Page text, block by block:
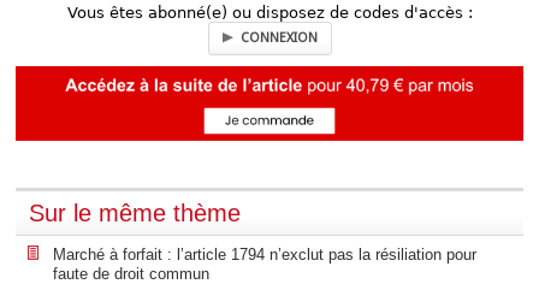
Vous êtes abonné(e) ou disposez de codes d'accès :
CONNEXION
Sur le même thème
Marché à forfait : l’article 1794 n’exclut pas la résiliation pour
faute de droit commun